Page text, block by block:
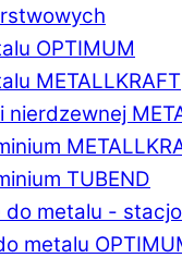
OPTIMUM
METALLKRAFT
nierdzewnej
TUBEND
metalu -
metalu